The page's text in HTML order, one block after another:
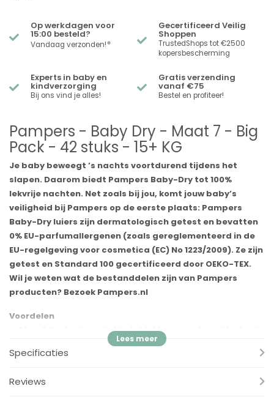
Op werkdagen voor
15:00 besteld?
Vandaag verzonden!*
Gecertificeerd Veilig
Shoppen
TrustedShops tot €2500
kopersbescherming
Experts in baby en
kindverzorging
Bij ons vind je alles!
Gratis verzending
vanaf €75
Bestel en profiteer!
Pampers - Baby Dry - Maat 7 - Big
Pack - 42 stuks - 15+ KG
Je baby beweegt ’s nachts voortdurend tijdens het
slapen. Daarom biedt Pampers Baby-Dry tot 100%
lekvrije nachten. Net zoals bij jou, komt jouw baby’s
veiligheid bij Pampers op de eerste plaats: Pampers
Baby-Dry luiers zijn dermatologisch getest en bevatten
0% EU-parfumallergenen (zoals gereglementeerd in de
EU-regelgeving voor cosmetica (EC) No 1223/2009). Ze zijn
getest en Standard 100 gecertificeerd door OEKO-TEX.
Wil je weten wat de bestanddelen zijn van Pampers
producten? Bezoek Pampers.nl
Voordelen
Stop & Protect pocket helpt lekken aan de achterkant
van de luier voorkomen
✓Tot 100% lekvrije nachten
✓0% EU-parfumallergenen (zoals gereglementeerd in de EU-
Specificaties
Reviews